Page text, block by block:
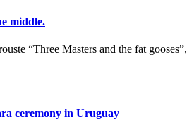
middle.
“Three Masters and the fat
ceremony in Uruguay